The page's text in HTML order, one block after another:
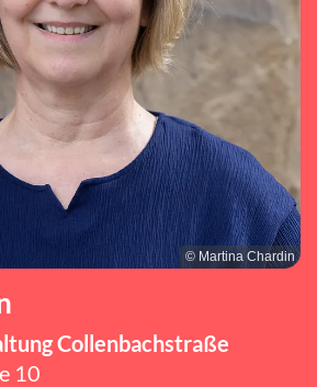
© Martina Chardin
Collenbachstraße
10